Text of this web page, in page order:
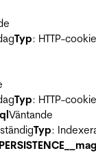
Typ: HTTP-cookie
Typ: HTTP-cookie
Väntande
Typ: